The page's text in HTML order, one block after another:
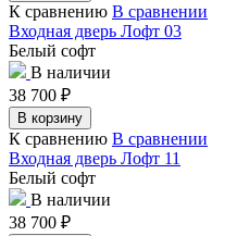
К сравнению В сравнении
Входная дверь Лофт 03
Белый софт
В наличии
38 700 ₽
В корзину
К сравнению В сравнении
Входная дверь Лофт 11
Белый софт
В наличии
38 700 ₽